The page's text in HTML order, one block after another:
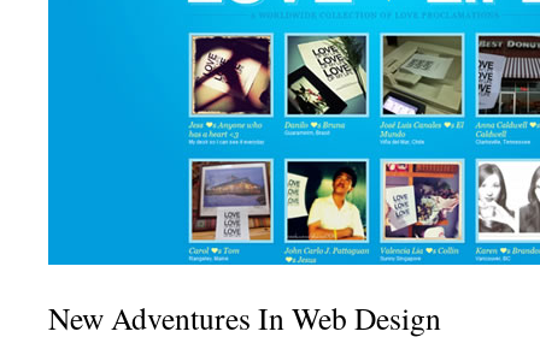
New Adventures In Web Design